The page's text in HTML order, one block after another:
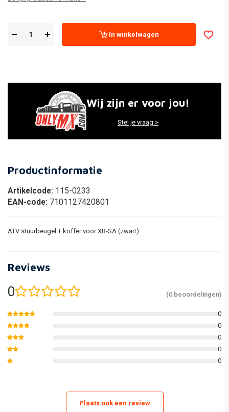
In winkelwagen
Wij zijn er voor jou!
Stel je vraag >
Productinformatie
Artikelcode: 115-0233
EAN-code: 7101127420801
ATV stuurbeugel + koffer voor XR-SA (zwart)
Reviews
0 (0 beoordelingen)
0
0
0
0
0
Plaats ook een review